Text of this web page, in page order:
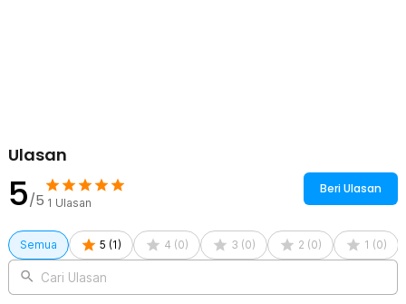
Ulasan
5/5 1 Ulasan
Beri Ulasan
Semua 5 (1 ) 4 (0) 3 (0) 2 (0) 1 (0)
Cari Ulasan